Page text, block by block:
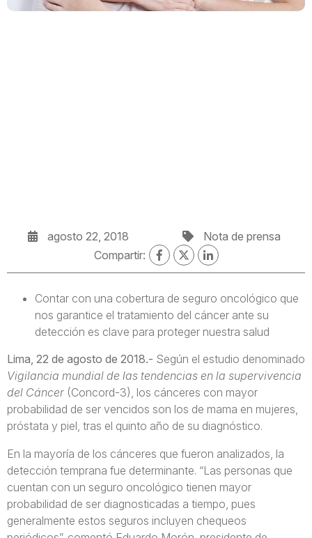
agosto 22, 2018
Nota de prensa
Compartir:
Contar con una cobertura de seguro oncológico que
nos garantice el tratamiento del cáncer ante su
detección es clave para proteger nuestra salud
Lima, 22 de agosto de 2018.- Según el estudio denominado
Vigilancia mundial de las tendencias en la supervivencia
del Cáncer (Concord-3), los cánceres con mayor
probabilidad de ser vencidos son los de mama en mujeres,
próstata y piel, tras el quinto año de su diagnóstico.
En la mayoría de los cánceres que fueron analizados, la
detección temprana fue determinante. “Las personas que
cuentan con un seguro oncológico tienen mayor
probabilidad de ser diagnosticadas a tiempo, pues
generalmente estos seguros incluyen chequeos